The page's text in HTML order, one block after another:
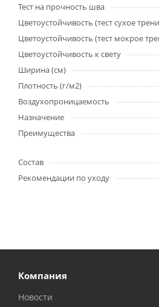
Тест на прочность шва
Цветоустойчивость (тест сухое
Цветоустойчивость (тест мокрое
Цветоустойчивость к свету
Ширина (см)
Плотность (г/м2)
Воздухопроницаемость
Назначение
Преимущества
Состав
Рекомендации по уходу
Компания
Новости